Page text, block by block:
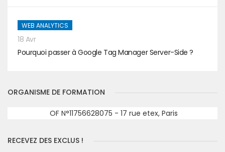
WEB ANALYTICS
18 Avr
Pourquoi passer à Google Tag Manager Server-Side ?
ORGANISME DE FORMATION
OF N°11756628075 - 17 rue etex, Paris
RECEVEZ DES EXCLUS !